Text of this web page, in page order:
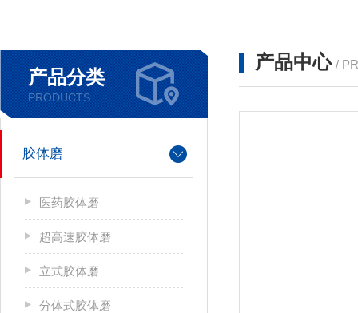
产品分类
PRODUCTS
胶体磨
医药胶体磨
超高速胶体磨
立式胶体磨
分体式胶体磨
产品中心 /